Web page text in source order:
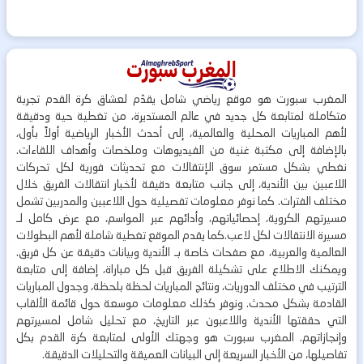
المغرب سبورت هو موقع رياضي شامل يقدّم لعشاق كرة القدم تجربة
متكاملة لمتابعة كل جديد في عالم المستديرة، من تغطية حية ودقيقة
لأهم المباريات المحلية والعالمية، إلى أحدث الأخبار الرياضية أولاً بأول،
بالإضافة إلى مكتبة غنية من الفيديوهات وملخصات وأهداف اللقاءات.
نغطي بشكل مستمر سوق الإنتقالات مع تحديثات فورية لكل تحركات
اللاعبين بين الأندية، إلى جانب متابعة دقيقة لأخبار انتقالات الفريق خلال
مختلف الفترات. كما نوفر معلومات تفصيلية حول اللاعبين والمدربين تشمل
مسيرتهم الكروية، إحصائياتهم، وأدائهم عبر المواسم، مع عرض كامل لـ
مسيرة الانتقالات لكل لاعب.كما يقدم الموقع تغطية شاملة لأهم البطولات
العالمية والعربية، مع صفحات خاصة بـ الأندية وبيانات دقيقة عن كل فريق.
ويمكنك الاطلاع على تشكيلة الفريق قبل كل مباراة، إضافة إلى متابعة
الترتيب في مختلف الدوريات، ونتائج المباريات لحظة بلحظة، وجدول المباريات
القادمة بشكل محدث. ونوفر كذلك معلومات موسعة حول قائمة الألقاب
التي حققتها الأندية واللاعبون عبر التاريخ، مع تحليل شامل لمسيرتهم
وإنجازاتهم. المغرب سبورت هو وجهتك الأولى لمتابعة كرة القدم بكل
تفاصيلها، من الأخبار السريعة إلى البيانات العميقة والتحليلات الدقيقة.